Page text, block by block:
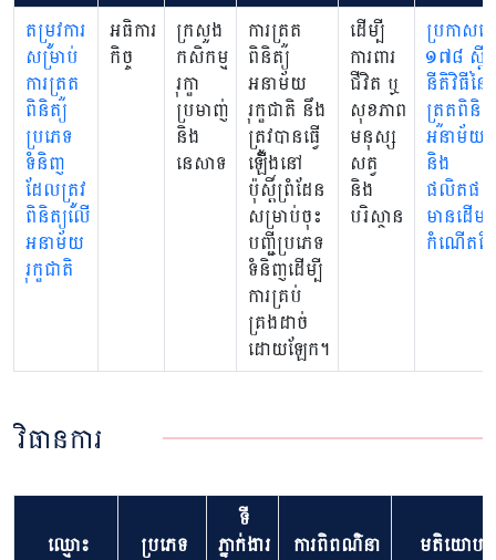
តម្រូវការ
សម្រាប់
ការត្រួត
ពិនិត្យ
ប្រភេទ
ទំនិញ​
ដែលត្រូវ
ពិនិត្យលើ
អនាម័យ
រុក្ខជាតិ
អធិការ
កិច្ច
ក្រសួង
កសិកម្ម
រុក្ខា
ប្រមាញ់
និង
នេសាទ
ការត្រួត
ពិនិត្យ
អនាម័យ
រុក្ខជាតិ នឹង
ត្រូវបានធ្វើ
ឡើងនៅ
ប៉ុស្តិ៍ព្រំដែន
សម្រាប់ចុះ
បញ្ជីប្រភេទ
ទំនិញដើម្បី
ការគ្រប់
គ្រងដាច់
ដោយឡែក។
ដើម្បី
ការពារ
ជីវិត ឬ
សុខភាព
មនុស្ស
សត្វ
និង
បរិស្ថាន
ប្រកាសល
១៧៨ ស្ដីពី
នីតិវិធីនៃក
ត្រួតពិនិត្យ
អនាម័យស
និង
ផលិតផល
មានដើម
កំណើតពី
វិធានការ
ឈ្មោះ ប្រភេទ
ទី
ភ្នាក់ងារ
ការពិពណ៌នា មតិយោប